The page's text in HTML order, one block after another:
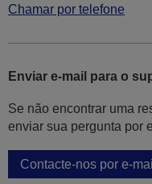
Chamar por telefone
Enviar e-mail para o
Se não encontrar uma
enviar sua pergunta por
Contacte-nos por e-mail